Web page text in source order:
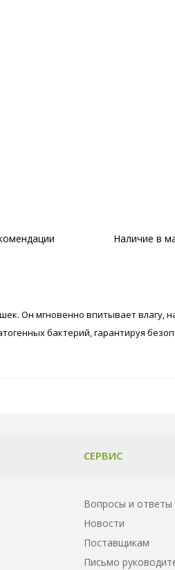
Наличие в
Он мгновенно впитывает влагу,
бактерий, гарантируя
СЕРВИС
Вопросы и ответы
Новости
Поставщикам
Письмо